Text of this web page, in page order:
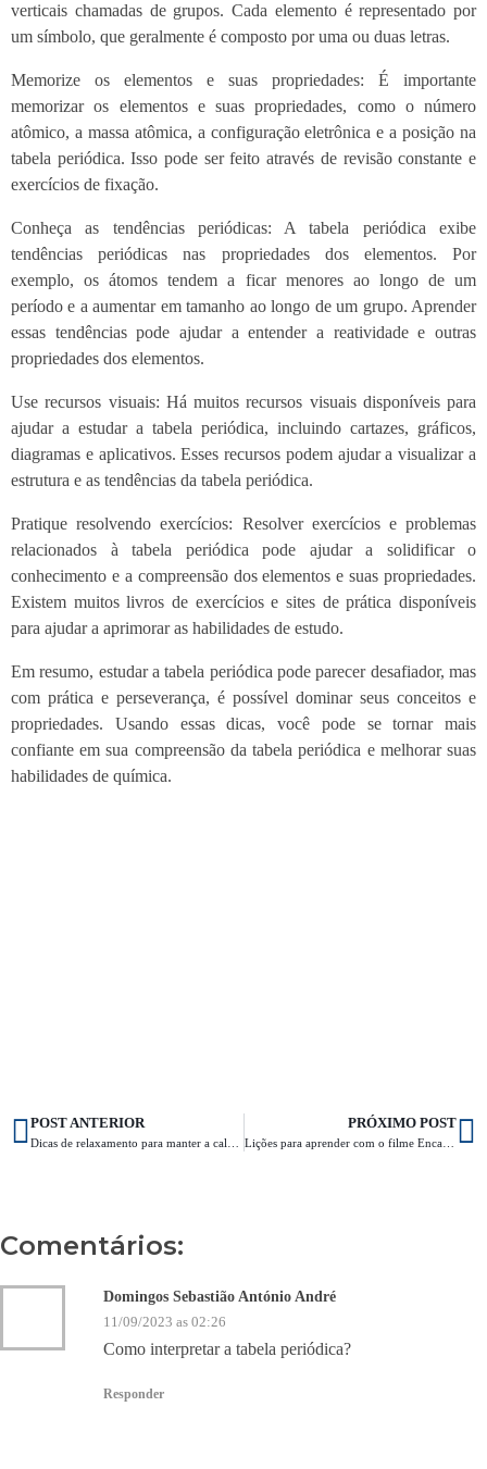
verticais chamadas de grupos. Cada elemento é representado por
um símbolo, que geralmente é composto por uma ou duas letras.
Memorize os elementos e suas propriedades: É importante
memorizar os elementos e suas propriedades, como o número
atômico, a massa atômica, a configuração eletrônica e a posição na
tabela periódica. Isso pode ser feito através de revisão constante e
exercícios de fixação.
Conheça as tendências periódicas: A tabela periódica exibe
tendências periódicas nas propriedades dos elementos. Por
exemplo, os átomos tendem a ficar menores ao longo de um
período e a aumentar em tamanho ao longo de um grupo. Aprender
essas tendências pode ajudar a entender a reatividade e outras
propriedades dos elementos.
Use recursos visuais: Há muitos recursos visuais disponíveis para
ajudar a estudar a tabela periódica, incluindo cartazes, gráficos,
diagramas e aplicativos. Esses recursos podem ajudar a visualizar a
estrutura e as tendências da tabela periódica.
Pratique resolvendo exercícios: Resolver exercícios e problemas
relacionados à tabela periódica pode ajudar a solidificar o
conhecimento e a compreensão dos elementos e suas propriedades.
Existem muitos livros de exercícios e sites de prática disponíveis
para ajudar a aprimorar as habilidades de estudo.
Em resumo, estudar a tabela periódica pode parecer desafiador, mas
com prática e perseverança, é possível dominar seus conceitos e
propriedades. Usando essas dicas, você pode se tornar mais
confiante em sua compreensão da tabela periódica e melhorar suas
habilidades de química.
POST ANTERIOR
Dicas de relaxamento para manter a calma durante a prova
PRÓXIMO POST
Lições para aprender com o filme Encanto
Comentários:
Domingos Sebastião António André
11/09/2023 as 02:26
Como interpretar a tabela periódica?
Responder